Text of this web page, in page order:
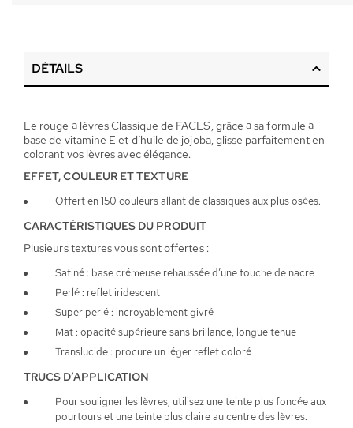
DÉTAILS
Le rouge à lèvres Classique de FACES, grâce à sa formule à
base de vitamine E et d’huile de jojoba, glisse parfaitement en
colorant vos lèvres avec élégance.
EFFET, COULEUR ET TEXTURE
Offert en 150 couleurs allant de classiques aux plus osées.
CARACTÉRISTIQUES DU PRODUIT
Plusieurs textures vous sont offertes :
Satiné : base crémeuse rehaussée d’une touche de nacre
Perlé : reflet iridescent
Super perlé : incroyablement givré
Mat : opacité supérieure sans brillance, longue tenue
Translucide : procure un léger reflet coloré
TRUCS D’APPLICATION
Pour souligner les lèvres, utilisez une teinte plus foncée aux
pourtours et une teinte plus claire au centre des lèvres.